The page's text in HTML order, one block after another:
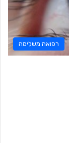
רפואה משלימה